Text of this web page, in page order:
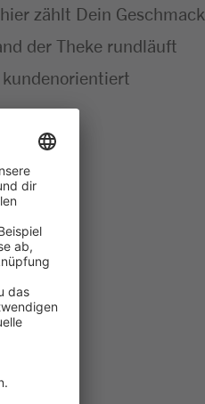
zählt Dein Geschmack
der Theke rundläuft